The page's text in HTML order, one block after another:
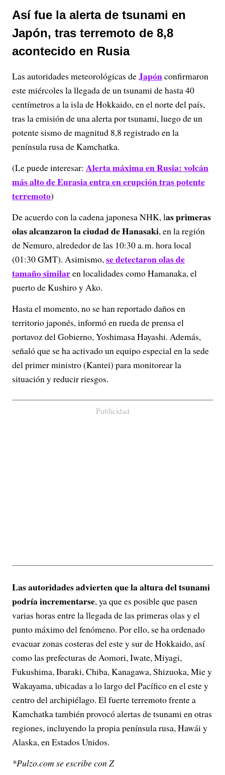
Así fue la alerta de tsunami en
Japón, tras terremoto de 8,8
acontecido en Rusia
Las autoridades meteorológicas deJapónconfirmaron
este miércoles la llegada de un tsunami de hasta 40
centímetros a la isla de Hokkaido, en el norte del país,
tras la emisión de una alerta por tsunami, luego de un
potente sismo de magnitud 8,8 registrado en la
península rusa de Kamchatka.
(Le puede interesar: Alerta máxima en Rusia: volcán
más alto de Eurasia entra en erupción tras potente
terremoto)
De acuerdo con la cadena japonesa NHK, las primeras
olas alcanzaron la ciudad de Hanasaki, en la región
de Nemuro, alrededor de las 10:30 a. m. hora local
(01:30 GMT). Asimismo,se detectaron olas de
tamaño similaren localidades como Hamanaka, el
puerto de Kushiro y Ako.
Hasta el momento, no se han reportado daños en
territorio japonés, informó en rueda de prensa el
portavoz del Gobierno, Yoshimasa Hayashi. Además,
señaló que se ha activado un equipo especial en la sede
del primer ministro (Kantei) para monitorear la
situación y reducir riesgos.
Publicidad
Las autoridades advierten que la altura del tsunami
podría incrementarse, ya que es posible que pasen
varias horas entre la llegada de las primeras olas y el
punto máximo del fenómeno. Por ello, se ha ordenado
evacuar zonas costeras del este y sur de Hokkaido, así
como las prefecturas de Aomori, Iwate, Miyagi,
Fukushima, Ibaraki, Chiba, Kanagawa, Shizuoka, Mie y
Wakayama, ubicadas a lo largo del Pacífico en el este y
centro del archipiélago. El fuerte terremoto frente a
Kamchatka también provocó alertas de tsunami en otras
regiones, incluyendo la propia península rusa, Hawái y
Alaska, en Estados Unidos.
*Pulzo.com se escribe con Z